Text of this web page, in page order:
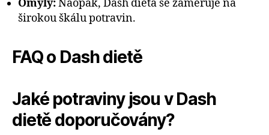
Omyly:Naopak, Dash dieta se zaměřuje na
širokou škálu potravin.
FAQ o Dash dietě
Jaké potraviny jsou v Dash
dietě doporučovány?